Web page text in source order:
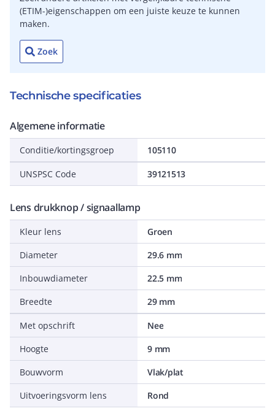
(ETIM-)eigenschappen om een juiste keuze te kunnen
maken.
Zoek
Technische specificaties
Algemene informatie
Conditie/kortingsgroep 105110
UNSPSC Code 39121513
Lens drukknop / signaallamp
Kleur lens
Groen
Diameter
29.6 mm
Inbouwdiameter
22.5 mm
Breedte
29 mm
Met opschrift
Nee
Hoogte
9 mm
Bouwvorm
Vlak/plat
Uitvoeringsvorm lens
Rond